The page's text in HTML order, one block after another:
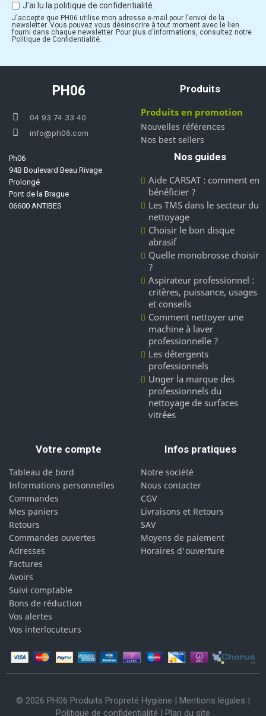
J'ai lu la politique de confidentialité.
J'accepte que PH06 utilise mon adresse e-mail pour l'envoi de la
newsletter. Vous pouvez vous désinscrire à tout moment avec le lien
fourni dans chaque newsletter. Pour plus d'informations, consultez notre
Politique de Confidentialité.
PH06
04 93 74 33 40
info@ph06.com
Ph06
94B Boulevard Beau Rivage
Prolongé
Pont de la Brague
06600 ANTIBES
Produits
Produits en promotion
Nouvelles références
Nos best sellers
Nos guides
Aide CARSAT : comment en
bénéficier ?
Les TMS dans le secteur du
nettoyage
Choisir le bon disque
abrasif
Quelle monobrosse choisir
?
Aspirateur professionnel :
critères, puissance, usages
et conseils
Comment nettoyer une
machine à laver
professionnelle ?
Les détergents
professionnels
Unger la marque des
professionnels du
nettoyage de surfaces
vitrées
Votre compte
Tableau de bord
Informations personnelles
Commandes
Mes paniers
Retours
Commandes ouvertes
Adresses
Factures
Avoirs
Suivi comptable
Bons de réduction
Vos alertes
Vos interlocuteurs
Infos pratiques
Notre société
Nous contacter
CGV
Livraisons et Retours
SAV
Moyens de paiement
Horaires d'ouverture
© 2026 PH06 Produits Propreté Hygiène | Mentions légales |
Politique de confidentialité | Plan du site